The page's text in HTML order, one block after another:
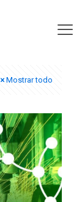
Mostrar todo